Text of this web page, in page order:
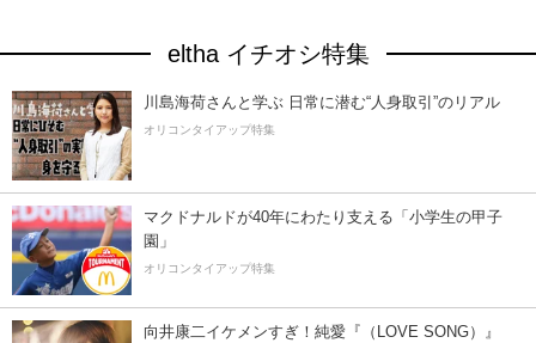
eltha イチオシ特集
川島海荷さんと学ぶ 日常に潜む“人身取引”のリアル
オリコンタイアップ特集
マクドナルドが40年にわたり支える「小学生の甲子
園」
オリコンタイアップ特集
向井康二イケメンすぎ！純愛『（LOVE SONG）』